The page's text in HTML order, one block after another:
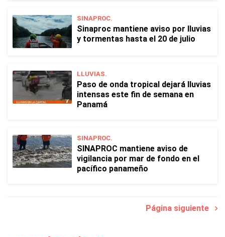
SINAPROC.
Sinaproc mantiene aviso por lluvias
y tormentas hasta el 20 de julio
LLUVIAS.
Paso de onda tropical dejará lluvias
intensas este fin de semana en
Panamá
SINAPROC.
SINAPROC mantiene aviso de
vigilancia por mar de fondo en el
pacífico panameño
Página siguiente